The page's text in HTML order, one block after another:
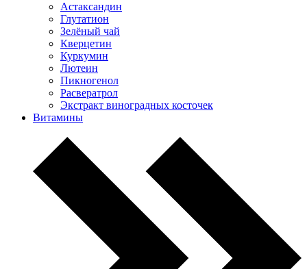
Астаксандин
Глутатион
Зелёный чай
Кверцетин
Куркумин
Лютеин
Пикногенол
Расвератрол
Экстракт виноградных косточек
Витамины